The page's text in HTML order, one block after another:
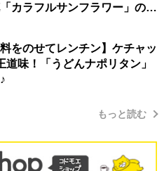
カラフルサンフラワー」の作
料をのせてレンチン】ケチャッ
道味！「うどんナポリタン」
もっと読む